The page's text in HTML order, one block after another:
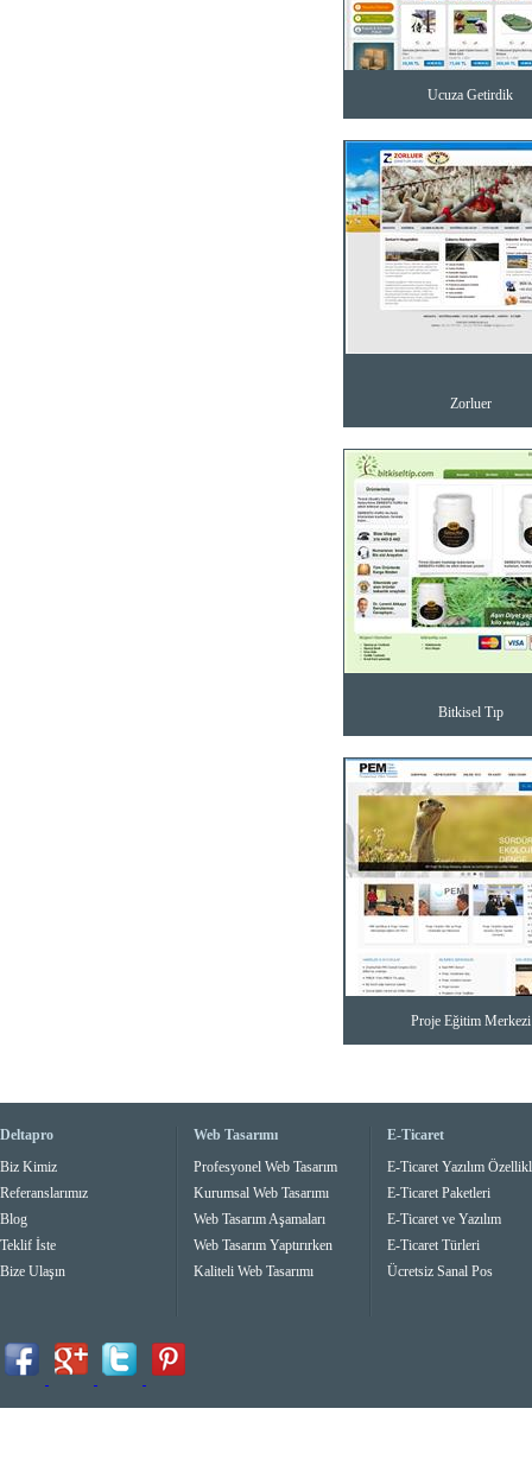
Ucuza Getirdik
Zorluer
Bitkisel Tıp
Proje Eğitim Merkezi
Deltapro
Biz Kimiz
Referanslarımız
Blog
Teklif İste
Bize Ulaşın
Web Tasarımı
Profesyonel Web Tasarım
Kurumsal Web Tasarımı
Web Tasarım Aşamaları
Web Tasarım Yaptırırken
Kaliteli Web Tasarımı
E-Ticaret
E-Ticaret Yazılım
E-Ticaret Paketleri
E-Ticaret ve Yazılım
E-Ticaret Türleri
Ücretsiz Sanal Pos